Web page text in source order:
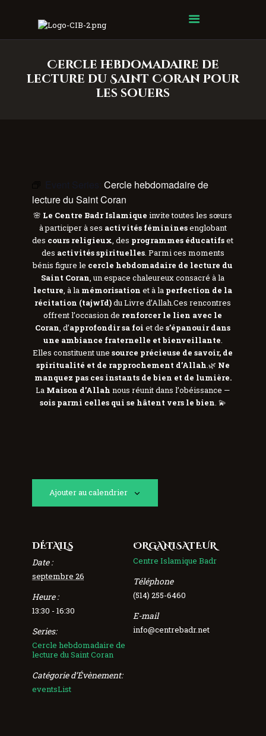
Cercle hebdomadaire de
lecture du Saint Coran pour
les souers
Centre Islamique Badr
Event Series: Cercle hebdomadaire de
lecture du Saint Coran
🌸 Le Centre Badr Islamique invite toutes les sœurs
à participer à ses activités fémininesenglobant
des cours religieux, des programmes éducatifset
des activités spirituelles. Parmi ces moments
bénis figure le cercle hebdomadaire de lecture du
Saint Coran, un espace chaleureux consacré à la
lecture, à la mémorisation et à la perfection de la
récitation (tajwīd)du Livre d’Allah.Ces rencontres
offrent l’occasion de renforcer le lien avec le
Coran, d’approfondir sa foi et des’épanouir dans
une ambiance fraternelle et bienveillante.
Elles constituent unesource précieuse de savoir, de
spiritualité et de rapprochement d’Allah.🌿 Ne
manquez pas ces instants de bien et de lumière.
La Maison d’Allah nous réunit dans l’obéissance —
sois parmi celles qui se hâtent vers le bien. 💫
Ajouter au calendrier
DÉTAILS
Date :
septembre 26
Heure :
13:30 - 16:30
Series:
Cercle hebdomadaire de
lecture du Saint Coran
Catégorie d’Évènement:
eventsList
ORGANISATEUR
Centre Islamique Badr
Téléphone
(514) 255-6460
E-mail
info@centrebadr.net